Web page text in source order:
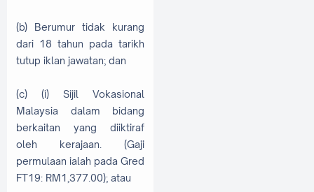
(b) Berumur tidak kurang
dari 18 tahun pada tarikh
tutup iklan jawatan; dan
(c) (i) Sijil Vokasional
Malaysia dalam bidang
berkaitan yang diiktiraf
oleh kerajaan. (Gaji
permulaan ialah pada Gred
FT19: RM1,377.00); atau